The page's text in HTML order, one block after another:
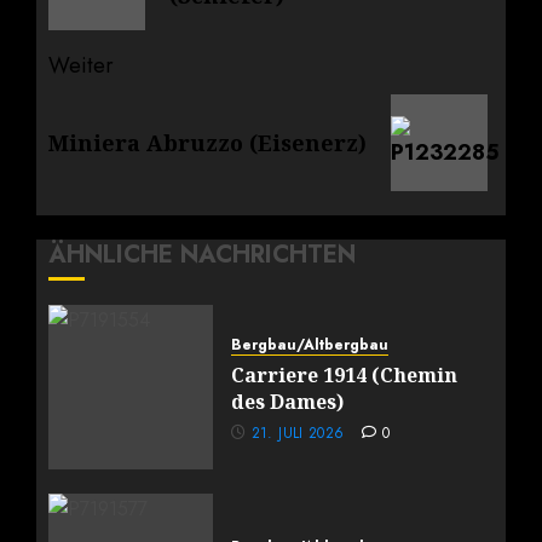
Weiter
Beitrag:
Miniera Abruzzo (Eisenerz)
ÄHNLICHE NACHRICHTEN
Bergbau/Altbergbau
Carriere 1914 (Chemin
des Dames)
21. JULI 2026 0